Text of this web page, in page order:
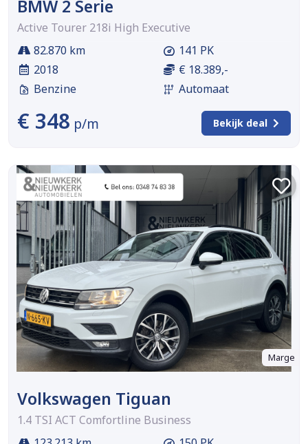
BMW 2 Serie
Active Tourer 218i High Executive
82.870 km
2018
Benzine
141 PK
€ 18.389,-
Automaat
€ 348 p/m Bekijk deal
Marge
Volkswagen Tiguan
1.4 TSI ACT Comfortline Business